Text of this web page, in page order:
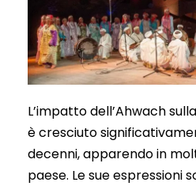
L’impatto dell’Ahwach
è cresciuto
decenni, apparendo in
paese. Le sue espressioni